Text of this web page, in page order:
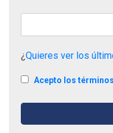
¿Quieres ver los
Acepto los